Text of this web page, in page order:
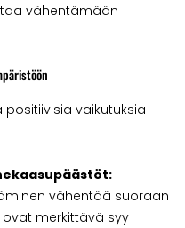
vähentämään
vaikutuksia
vähentää suoraan
merkittävä syy